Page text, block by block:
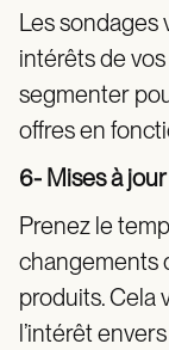
Les sondages
intérêts de
segmenter
offres en
6- Mises à
Prenez le
changements
produits. Cela
l’intérêt